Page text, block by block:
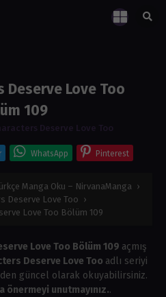
Deserve Love Too
109
Deserve Love Too
WhatsApp Pinterest
Manga Oku – NirvanaManga ›
Deserve Love Too ›
Love Too Bölüm 109
Love Too Bölüm 109 açmış
Deserve Love Too adlı seriyi
güncel olarak okuyabilirsiniz.
önermeyi unutmayınız..